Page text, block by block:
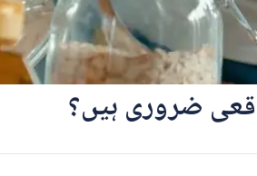
ضروری ہیں؟